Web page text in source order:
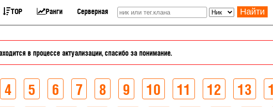
TOP Ранги Серверная Найти
в процессе актуализации, спасибо за понимание.
4 5 6 7 8 9 10 11 12 13